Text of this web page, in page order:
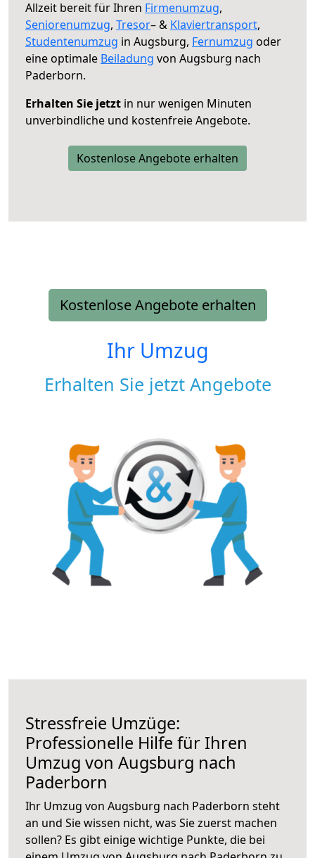
Allzeit bereit für Ihren Firmenumzug,
Seniorenumzug, Tresor– & Klaviertransport,
Studentenumzug in Augsburg, Fernumzug oder
eine optimale Beiladung von Augsburg nach
Paderborn.
Erhalten Sie jetzt in nur wenigen Minuten
unverbindliche und kostenfreie Angebote.
Kostenlose Angebote erhalten
Kostenlose Angebote erhalten
Ihr Umzug
Erhalten Sie jetzt Angebote
Stressfreie Umzüge:
Professionelle Hilfe für Ihren
Umzug von Augsburg nach
Paderborn
Ihr Umzug von Augsburg nach Paderborn steht
an und Sie wissen nicht, was Sie zuerst machen
sollen? Es gibt einige wichtige Punkte, die bei